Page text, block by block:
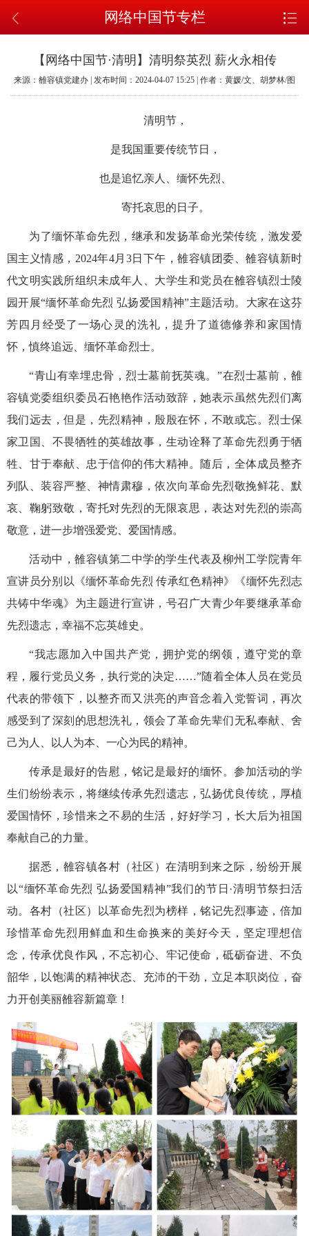
网络中国节专栏
【网络中国节·清明】清明祭英烈 薪火永相传
来源：雒容镇党建办 | 发布时间：2024-04-07 15:25 | 作者：黄媛/文、胡梦林/图
清明节，
是我国重要传统节日，
也是追忆亲人、缅怀先烈、
寄托哀思的日子。
为了缅怀革命先烈，继承和发扬革命光荣传统，激发爱
国主义情感，2024年4月3日下午，雒容镇团委、雒容镇新时
代文明实践所组织未成年人、大学生和党员在雒容镇烈士陵
园开展“缅怀革命先烈 弘扬爱国精神”主题活动。 大家在这芬
芳四月经受了一场心灵的洗礼，提升了道德修养和家国情
怀，慎终追远、缅怀革命烈士。
“青山有幸埋忠骨，烈士墓前抚英魂。”在烈士墓前，雒
容镇党委组织委员石艳艳作活动致辞，她表示虽然先烈们离
我们远去，但是，先烈精神，殷殷在怀，不敢或忘。烈士保
家卫国、不畏牺牲的英雄故事，生动诠释了革命先烈勇于牺
牲、甘于奉献、忠于信仰的伟大精神。随后，全体成员整齐
列队、装容严整、神情肃穆，依次向革命先烈敬挽鲜花、默
哀、鞠躬致敬，寄托对先烈的无限哀思，表达对先烈的崇高
敬意，进一步增强爱党、爱国情感。
活动中，雒容镇第二中学的学生代表及柳州工学院青年
宣讲员分别以《缅怀革命先烈 传承红色精神》《缅怀先烈志
共铸中华魂》为主题进行宣讲，号召广大青少年要继承革命
先烈遗志，幸福不忘英雄史。
“我志愿加入中国共产党，拥护党的纲领，遵守党的章
程，履行党员义务，执行党的决定……”随着全体人员在党员
代表的带领下， 以整齐而又洪亮的声音念着入党誓词，再次
感受到了深刻的思想洗礼，领会了革命先辈们无私奉献、舍
己为人、以人为本、一心为民的精神。
传承是最好的告慰，铭记是最好的缅怀。参加活动的学
生们纷纷表示 ，将继续传承先烈遗志，弘扬优良传统，厚植
爱国情怀，珍惜来之不易的生活，好好学习，长大后为祖国
奉献自己的力量。
据悉，雒容镇各村（社区）在清明到来之际，纷纷开展
以“缅怀革命先烈 弘扬爱国精神”我们的节日·清明节祭扫活
动。各村（社区）以革命先烈为榜样，铭记先烈事迹，倍加
珍惜革命先烈用鲜血和生命换来的美好今天，坚定理想信
念，传承优良作风，不忘初心、牢记使命，砥砺奋进、不负
韶华，以饱满的精神状态、充沛的干劲，立足本职岗位，奋
力开创美丽雒容新篇章！